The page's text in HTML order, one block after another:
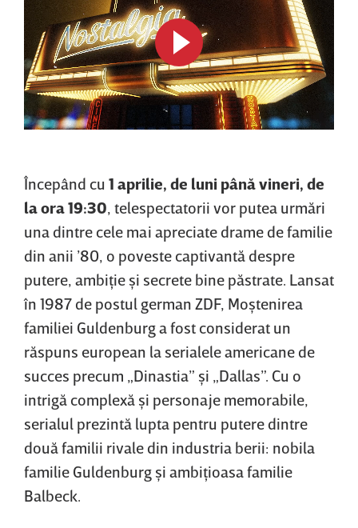
Începând cu 1 aprilie, de luni până vineri, de
la ora 19:30, telespectatorii vor putea urmări
una dintre cele mai apreciate drame de familie
din anii ’80, o poveste captivantă despre
putere, ambiţie şi secrete bine păstrate. Lansat
în 1987 de postul german ZDF, Moştenirea
familiei Guldenburg a fost considerat un
răspuns european la serialele americane de
succes precum „Dinastia” şi „Dallas”. Cu o
intrigă complexă şi personaje memorabile,
serialul prezintă lupta pentru putere dintre
două familii rivale din industria berii: nobila
familie Guldenburg şi ambiţioasa familie
Balbeck.